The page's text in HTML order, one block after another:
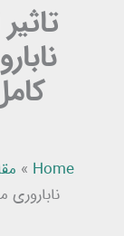
Home
»